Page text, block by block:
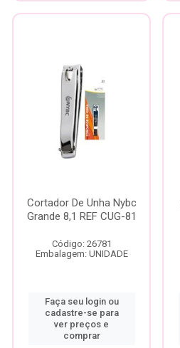
Cortador De Unha Nybc
Grande 8,1 REF CUG-81
Código: 26781
Embalagem: UNIDADE
Faça seu login ou
cadastre-se para
ver preços e
comprar